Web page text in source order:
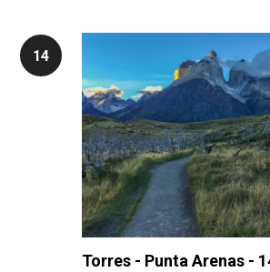
Torres - Punta Arenas -